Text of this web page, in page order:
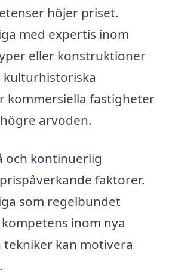
höjer priset.
med expertis inom
eller konstruktioner
kulturhistoriska
kommersiella fastigheter
arvoden.
och kontinuerlig
faktorer.
som regelbundet
inom nya
kan motivera